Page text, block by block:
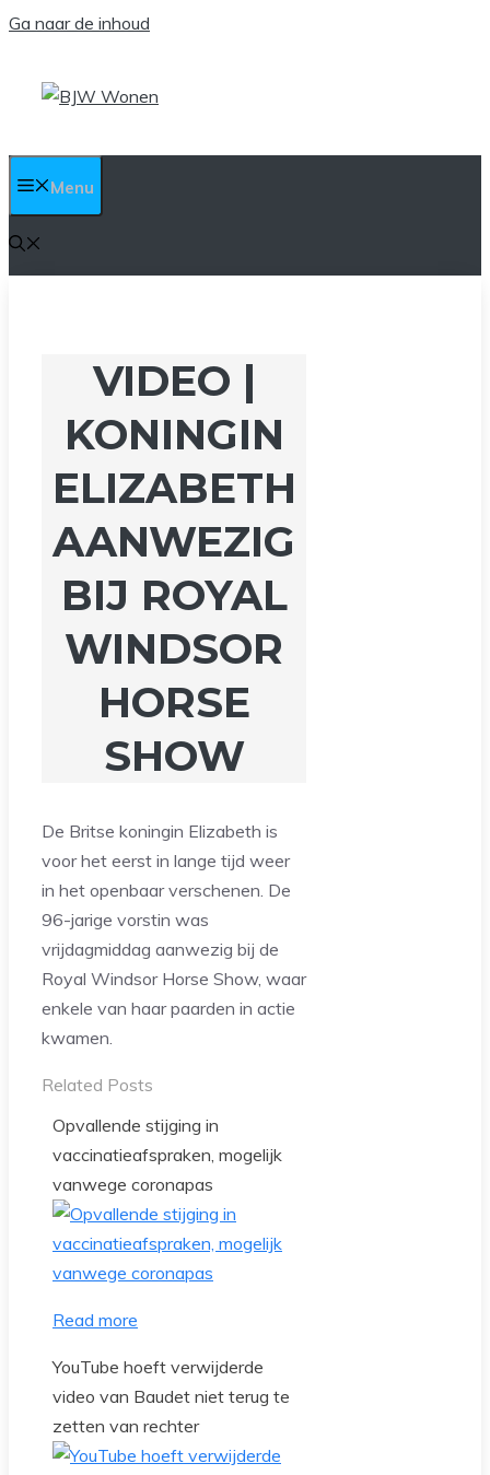
Ga naar de inhoud
Menu
VIDEO |
KONINGIN
ELIZABETH
AANWEZIG
BIJ ROYAL
WINDSOR
HORSE
SHOW
De Britse koningin Elizabeth is
voor het eerst in lange tijd weer
in het openbaar verschenen. De
96-jarige vorstin was
vrijdagmiddag aanwezig bij de
Royal Windsor Horse Show, waar
enkele van haar paarden in actie
kwamen.
Related Posts
Opvallende stijging in
vaccinatieafspraken, mogelijk
vanwege coronapas
Read more
YouTube hoeft verwijderde
video van Baudet niet terug te
zetten van rechter